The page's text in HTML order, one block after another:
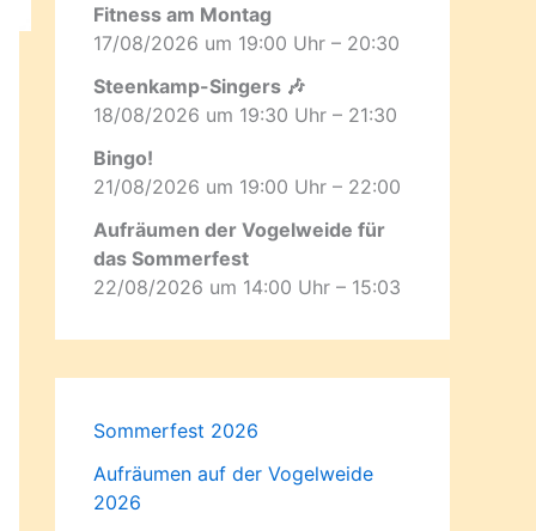
Fitness am Montag
17/08/2026 um 19:00 Uhr – 20:30
Steenkamp-Singers 🎶
18/08/2026 um 19:30 Uhr – 21:30
Bingo!
21/08/2026 um 19:00 Uhr – 22:00
Aufräumen der Vogelweide für
das Sommerfest
22/08/2026 um 14:00 Uhr – 15:03
Sommerfest 2026
Aufräumen auf der Vogelweide
2026